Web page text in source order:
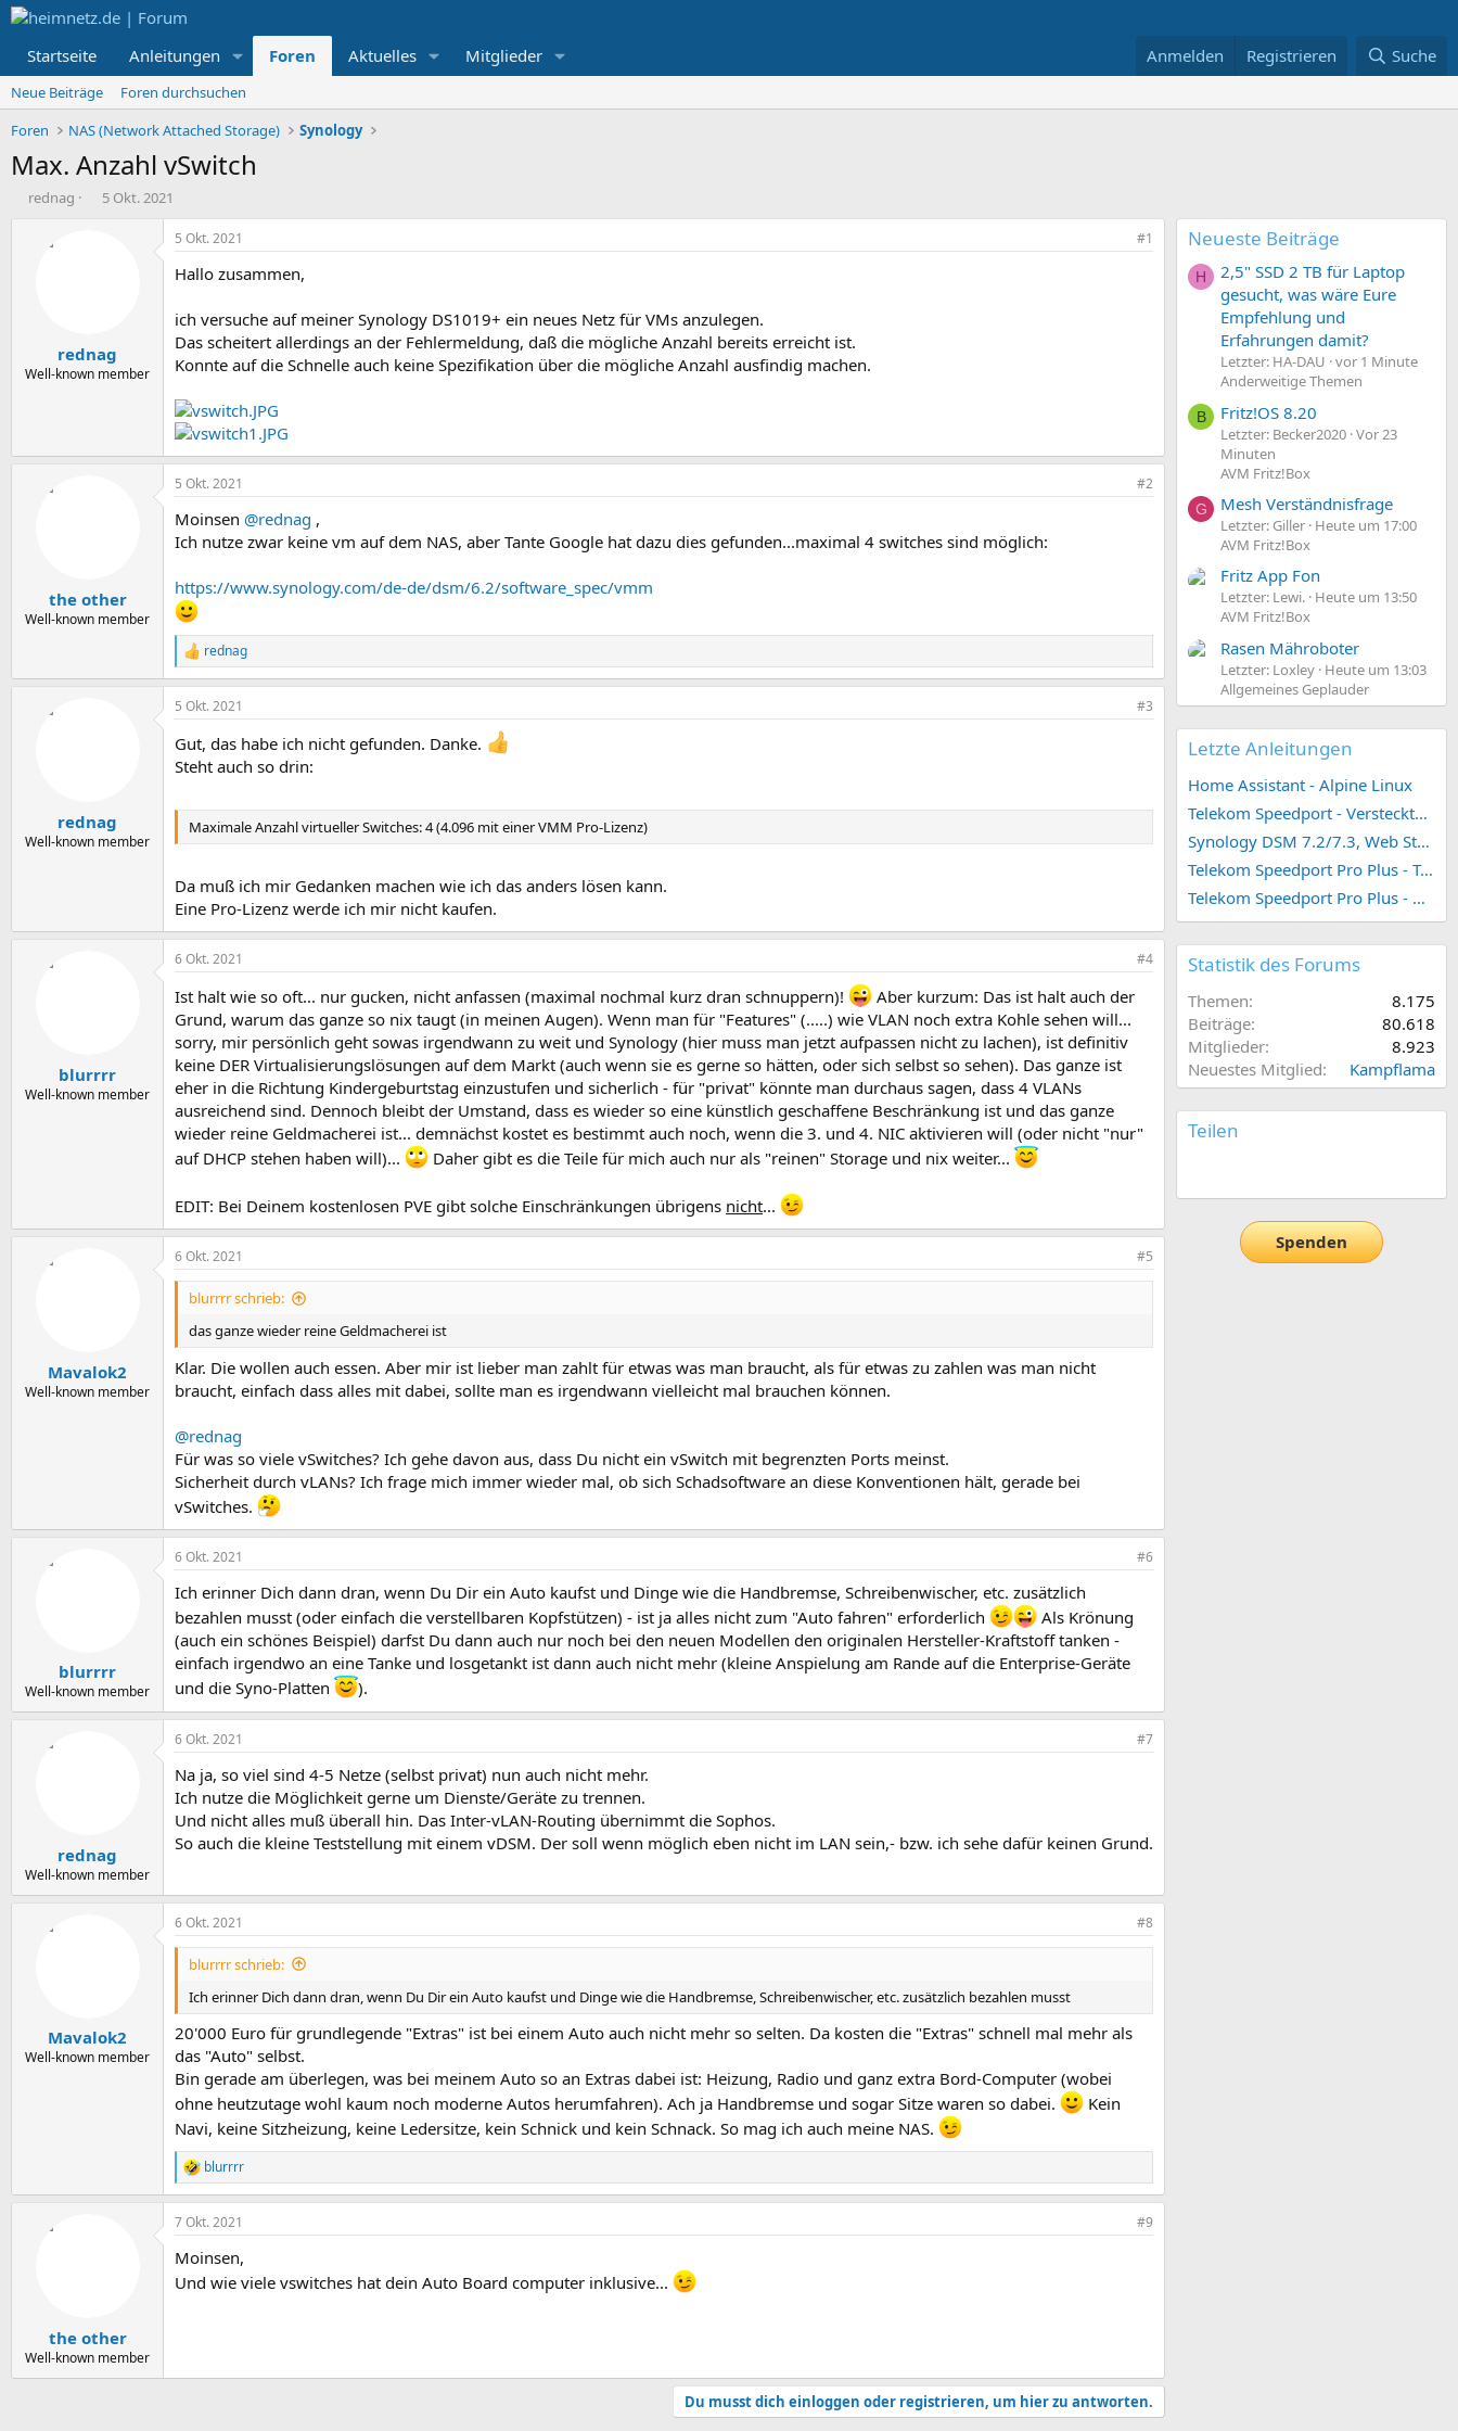
Startseite Anleitungen Foren Aktuelles Mitglieder Anmelden Registrieren Suche
Neue Beiträge
Foren durchsuchen
Foren
NAS (Network Attached Storage) Synology
Max. Anzahl vSwitch
E
rednag
E
a
m
5 Okt. 2021
rednag
Well-known member
5 Okt. 2021 #1
Hallo zusammen,
ich versuche auf meiner Synology DS1019+ ein neues Netz für VMs anzulegen.
Das scheitert allerdings an der Fehlermeldung, daß die mögliche Anzahl bereits erreicht ist.
Konnte auf die Schnelle auch keine Spezifikation über die mögliche Anzahl ausfindig machen.
the other
Well-known member
5 Okt. 2021 #2
Moinsen @rednag ,
Ich nutze zwar keine vm auf dem NAS, aber Tante Google hat dazu dies gefunden...maximal 4 switches sind möglich:
https://www.synology.com/de-de/dsm/6.2/software_spec/vmm
R
e
a
k
i
o
n
rednag
rednag
Well-known member
5 Okt. 2021 #3
Gut, das habe ich nicht gefunden. Danke.
Steht auch so drin:
Maximale Anzahl virtueller Switches: 4 (4.096 mit einer VMM Pro-Lizenz)
Da muß ich mir Gedanken machen wie ich das anders lösen kann.
Eine Pro-Lizenz werde ich mir nicht kaufen.
blurrrr
Well-known member
6 Okt. 2021 #4
Ist halt wie so oft... nur gucken, nicht anfassen (maximal nochmal kurz dran schnuppern)!
Aber kurzum: Das ist halt auch der
Grund, warum das ganze so nix taugt (in meinen Augen). Wenn man für "Features" (.....) wie VLAN noch extra Kohle sehen will...
sorry, mir persönlich geht sowas irgendwann zu weit und Synology (hier muss man jetzt aufpassen nicht zu lachen), ist definitiv
keine DER Virtualisierungslösungen auf dem Markt (auch wenn sie es gerne so hätten, oder sich selbst so sehen). Das ganze ist
eher in die Richtung Kindergeburtstag einzustufen und sicherlich - für "privat" könnte man durchaus sagen, dass 4 VLANs
ausreichend sind. Dennoch bleibt der Umstand, dass es wieder so eine künstlich geschaffene Beschränkung ist und das ganze
wieder reine Geldmacherei ist... demnächst kostet es bestimmt auch noch, wenn die 3. und 4. NIC aktivieren will (oder nicht "nur"
auf DHCP stehen haben will)...
Daher gibt es die Teile für mich auch nur als "reinen" Storage und nix weiter...
EDIT: Bei Deinem kostenlosen PVE gibt solche Einschränkungen übrigens nicht...
Mavalok2
Well-known member
6 Okt. 2021 #5
blurrrr schrieb:
das ganze wieder reine Geldmacherei ist
Klar. Die wollen auch essen. Aber mir ist lieber man zahlt für etwas was man braucht, als für etwas zu zahlen was man nicht
braucht, einfach dass alles mit dabei, sollte man es irgendwann vielleicht mal brauchen können.
@rednag
Für was so viele vSwitches? Ich gehe davon aus, dass Du nicht ein vSwitch mit begrenzten Ports meinst.
Sicherheit durch vLANs? Ich frage mich immer wieder mal, ob sich Schadsoftware an diese Konventionen hält, gerade bei
vSwitches.
blurrrr
Well-known member
6 Okt. 2021 #6
Ich erinner Dich dann dran, wenn Du Dir ein Auto kaufst und Dinge wie die Handbremse, Schreibenwischer, etc. zusätzlich
bezahlen musst (oder einfach die verstellbaren Kopfstützen) - ist ja alles nicht zum "Auto fahren" erforderlich
Als Krönung
(auch ein schönes Beispiel) darfst Du dann auch nur noch bei den neuen Modellen den originalen Hersteller-Kraftstoff tanken -
einfach irgendwo an eine Tanke und losgetankt ist dann auch nicht mehr (kleine Anspielung am Rande auf die Enterprise-Geräte
und die Syno-Platten
).
rednag
Well-known member
6 Okt. 2021 #7
Na ja, so viel sind 4-5 Netze (selbst privat) nun auch nicht mehr.
Ich nutze die Möglichkeit gerne um Dienste/Geräte zu trennen.
Und nicht alles muß überall hin. Das Inter-vLAN-Routing übernimmt die Sophos.
So auch die kleine Teststellung mit einem vDSM. Der soll wenn möglich eben nicht im LAN sein,- bzw. ich sehe dafür keinen Grund.
Mavalok2
Well-known member
6 Okt. 2021 #8
blurrrr schrieb:
Ich erinner Dich dann dran, wenn Du Dir ein Auto kaufst und Dinge wie die Handbremse, Schreibenwischer, etc. zusätzlich bezahlen musst
20'000 Euro für grundlegende "Extras" ist bei einem Auto auch nicht mehr so selten. Da kosten die "Extras" schnell mal mehr als
das "Auto" selbst.
Bin gerade am überlegen, was bei meinem Auto so an Extras dabei ist: Heizung, Radio und ganz extra Bord-Computer (wobei
ohne heutzutage wohl kaum noch moderne Autos herumfahren). Ach ja Handbremse und sogar Sitze waren so dabei.
Kein
Navi, keine Sitzheizung, keine Ledersitze, kein Schnick und kein Schnack. So mag ich auch meine NAS.
R
e
a
k
i
o
blurrrr
the other
Well-known member
7 Okt. 2021 #9
Moinsen,
Und wie viele vswitches hat dein Auto Board computer inklusive...
Du musst dich einloggen oder registrieren, um hier zu antworten.
Neueste Beiträge
H
2,5" SSD 2 TB für Laptop
gesucht, was wäre Eure
Empfehlung und
Erfahrungen damit?
Letzter: HA-DAU vor 1 Minute
Anderweitige Themen
B Fritz!OS 8.20
Letzter: Becker2020 Vor 23
Minuten
AVM Fritz!Box
G Mesh Verständnisfrage
Letzter: Giller Heute um 17:00
AVM Fritz!Box
Fritz App Fon
Letzter: Lewi. Heute um 13:50
AVM Fritz!Box
Rasen Mähroboter
Letzter: Loxley Heute um 13:03
Allgemeines Geplauder
Letzte Anleitungen
Home Assistant - Alpine Linux
Telekom Speedport - Versteckte Konfigurationen
Synology DSM 7.2/7.3, Web Station 4, Webdienst und Webportal erstellen (ehemals vHost)
Telekom Speedport Pro Plus - Telefonie einrichten
Telekom Speedport Pro Plus - Netzwerk einrichten
Statistik des Forums
Themen
8.175
Beiträge
80.618
Mitglieder
8.923
Neuestes Mitglied
Kampflama
Teilen
Spenden